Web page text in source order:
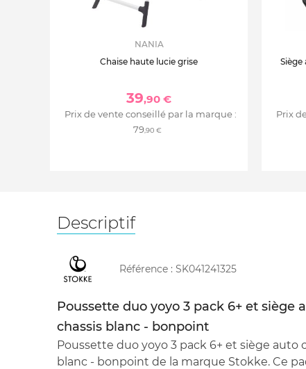
NANIA
Chaise haute lucie grise
39,90 €
Prix de vente conseillé par la marque :
79,90 €
Siège
Prix
Descriptif
Référence : SK041241325
Poussette duo yoyo 3 pack 6+ et siège
chassis blanc - bonpoint
Poussette duo yoyo 3 pack 6+ et siège auto
blanc - bonpoint de la marque Stokke. Ce